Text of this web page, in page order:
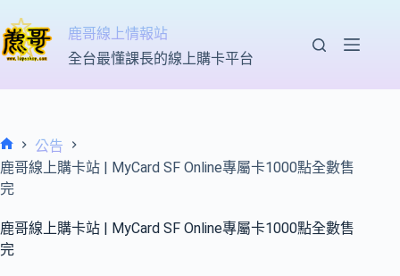
至
主
鹿哥線上情報站
全台最懂課長的線上購卡平台
首
頁
公告
鹿哥線上購卡站 | MyCard SF Online專屬卡1000點全數售
完
鹿哥線上購卡站 | MyCard SF Online專屬卡1000點全數售
完